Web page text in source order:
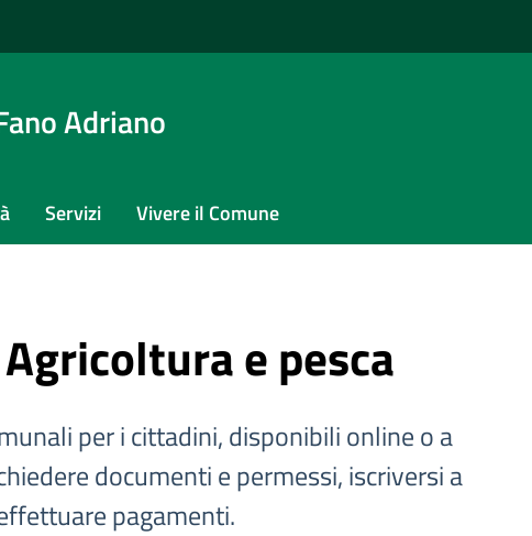
Adriano
Servizi Vivere il Comune
e pesca
per i cittadini, disponibili online o a
documenti e permessi, iscriversi a
pagamenti.